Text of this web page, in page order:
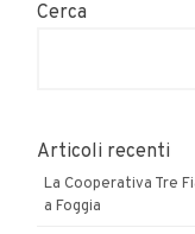
Cerca
Articoli recenti
La Cooperativa Tre
a Foggia